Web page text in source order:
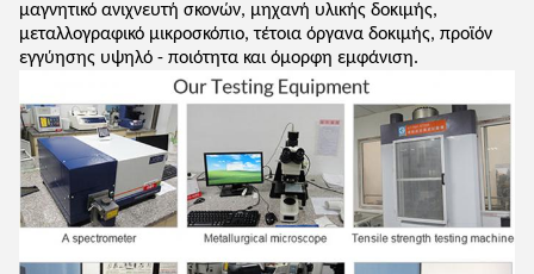
μαγνητικό ανιχνευτή σκονών, μηχανή υλικής δοκιμής,
μεταλλογραφικό μικροσκόπιο, τέτοια όργανα δοκιμής, προϊόν
εγγύησης υψηλό - ποιότητα και όμορφη εμφάνιση.